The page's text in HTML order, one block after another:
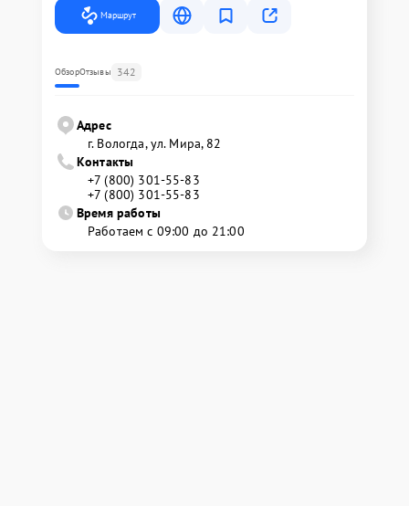
Маршрут
ОбзорОтзывы 342
Адрес
г. Вологда, ул. Мира, 82
Контакты
+7 (800) 301-55-83
+7 (800) 301-55-83
Время работы
Работаем с 09:00 до 21:00